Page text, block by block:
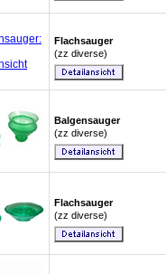
Flachsauger
(zz diverse)
Balgensauger
(zz diverse)
Flachsauger
(zz diverse)